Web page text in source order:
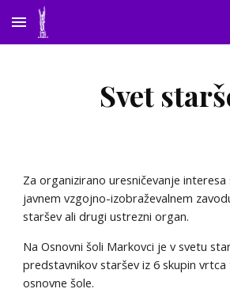
Skip to main content
Svet
Za organizirano uresničevanje
javnem vzgojno-izobraževalnem
staršev ali drugi ustrezni organ.
Na Osnovni šoli Markovci je v svetu
predstavnikov staršev iz 6 skupin
osnovne šole.